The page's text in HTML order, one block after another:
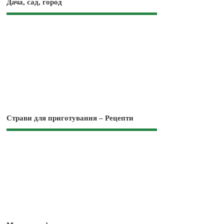
Дача, сад, город
Страви для приготування – Рецепти